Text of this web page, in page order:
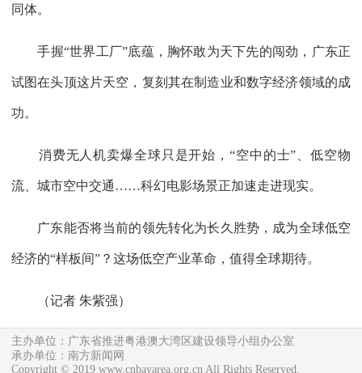
同体。
手握“世界工厂”底蕴，胸怀敢为天下先的闯劲，广东正
试图在头顶这片天空，复刻其在制造业和数字经济领域的成
功。
消费无人机卖爆全球只是开始，“空中的士”、低空物
流、城市空中交通……科幻电影场景正加速走进现实。
广东能否将当前的领先转化为长久胜势，成为全球低空
经济的“样板间”？这场低空产业革命，值得全球期待。
（记者 朱紫强）
主办单位：广东省推进粤港澳大湾区建设领导小组办公室
承办单位：南方新闻网
Copyright © 2019 www.cnbayarea.org.cn All Rights Reserved.